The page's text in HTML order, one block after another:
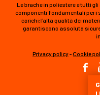
I
Le brache in poliestere e tutti
componenti fondamentali per i
carichi:l’alta qualità dei
garantiscono assoluta
Privacy policy-Cookie